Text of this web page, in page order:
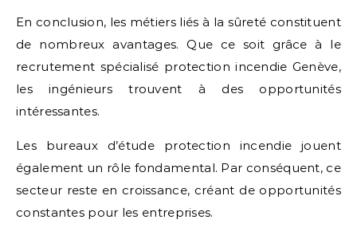
En conclusion, les métiers liés à la sûreté constituent
de nombreux avantages. Que ce soit grâce à le
recrutement spécialisé protection incendie Genève,
les ingénieurs trouvent à des opportunités
intéressantes.
Les bureaux d’étude protection incendie jouent
également un rôle fondamental. Par conséquent, ce
secteur reste en croissance, créant de opportunités
constantes pour les entreprises.